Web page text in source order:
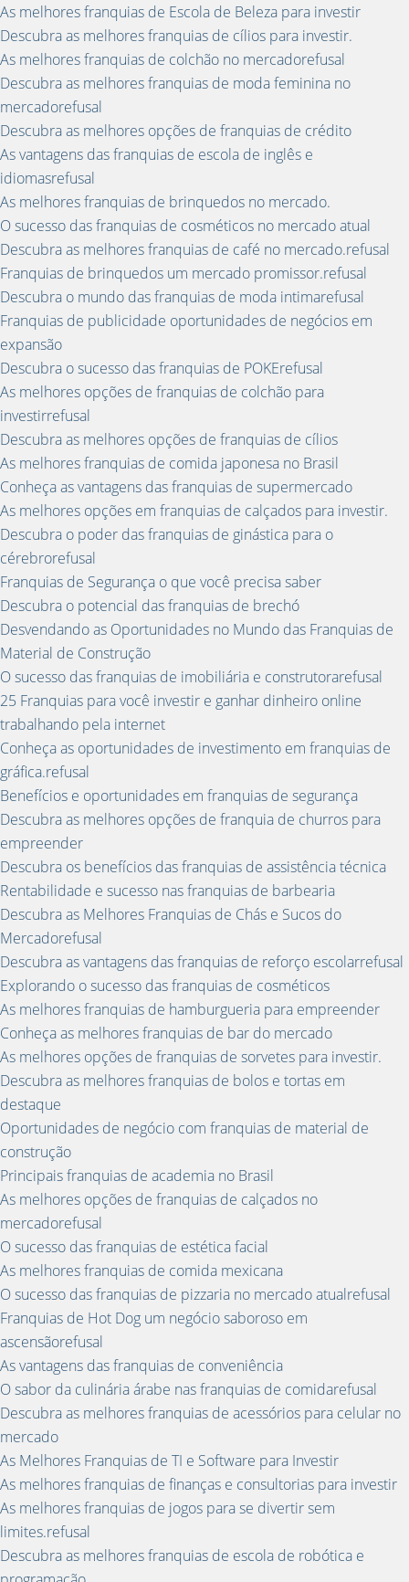
As melhores franquias de Escola de Beleza para investir
Descubra as melhores franquias de cílios para investir.
As melhores franquias de colchão no mercadorefusal
Descubra as melhores franquias de moda feminina no
mercadorefusal
Descubra as melhores opções de franquias de crédito
As vantagens das franquias de escola de inglês e
idiomasrefusal
As melhores franquias de brinquedos no mercado.
O sucesso das franquias de cosméticos no mercado atual
Descubra as melhores franquias de café no mercado.refusal
Franquias de brinquedos um mercado promissor.refusal
Descubra o mundo das franquias de moda intimarefusal
Franquias de publicidade oportunidades de negócios em
expansão
Descubra o sucesso das franquias de POKErefusal
As melhores opções de franquias de colchão para
investirrefusal
Descubra as melhores opções de franquias de cílios
As melhores franquias de comida japonesa no Brasil
Conheça as vantagens das franquias de supermercado
As melhores opções em franquias de calçados para investir.
Descubra o poder das franquias de ginástica para o
cérebrorefusal
Franquias de Segurança o que você precisa saber
Descubra o potencial das franquias de brechó
Desvendando as Oportunidades no Mundo das Franquias de
Material de Construção
O sucesso das franquias de imobiliária e construtorarefusal
25 Franquias para você investir e ganhar dinheiro online
trabalhando pela internet
Conheça as oportunidades de investimento em franquias de
gráfica.refusal
Benefícios e oportunidades em franquias de segurança
Descubra as melhores opções de franquia de churros para
empreender
Descubra os benefícios das franquias de assistência técnica
Rentabilidade e sucesso nas franquias de barbearia
Descubra as Melhores Franquias de Chás e Sucos do
Mercadorefusal
Descubra as vantagens das franquias de reforço escolarrefusal
Explorando o sucesso das franquias de cosméticos
As melhores franquias de hamburgueria para empreender
Conheça as melhores franquias de bar do mercado
As melhores opções de franquias de sorvetes para investir.
Descubra as melhores franquias de bolos e tortas em
destaque
Oportunidades de negócio com franquias de material de
construção
Principais franquias de academia no Brasil
As melhores opções de franquias de calçados no
mercadorefusal
O sucesso das franquias de estética facial
As melhores franquias de comida mexicana
O sucesso das franquias de pizzaria no mercado atualrefusal
Franquias de Hot Dog um negócio saboroso em
ascensãorefusal
As vantagens das franquias de conveniência
O sabor da culinária árabe nas franquias de comidarefusal
Descubra as melhores franquias de acessórios para celular no
mercado
As Melhores Franquias de TI e Software para Investir
As melhores franquias de finanças e consultorias para investir
As melhores franquias de jogos para se divertir sem
limites.refusal
Descubra as melhores franquias de escola de robótica e